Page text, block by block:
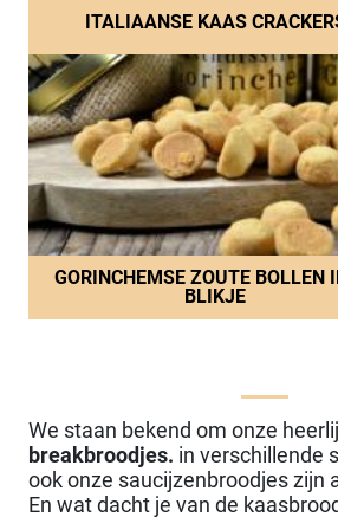
ITALIAANSE KAAS
GORINCHEMSE ZOUTE BOLLEN
BLIKJE
We staan bekend om onze
breakbroodjes. in verschillende
ook onze saucijzenbroodjes zijn
En wat dacht je van de